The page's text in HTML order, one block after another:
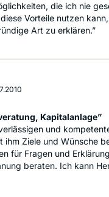
die ich nie
Vorteile nutzen
Art zu erklären.”
Kapitalanlage”
und
ihm Ziele und Wünsche
für Fragen und
beraten. Ich kann